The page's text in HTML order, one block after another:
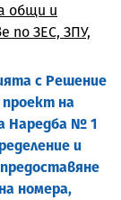
общи и
по ЗЕС, ЗПУ,
с Решение
проект на
Наредба № 1
и
номера,